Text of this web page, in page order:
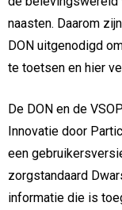
naasten. Daarom
DON uitgenodigd
te toetsen en hier
De DON en de
Innovatie door
een
zorgstandaard
informatie die is